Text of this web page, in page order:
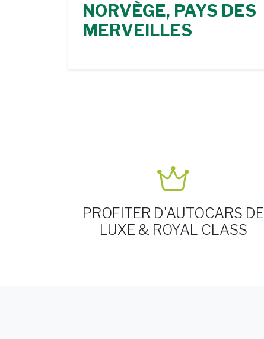
NORVÈGE, PAYS DES
MERVEILLES
PROFITER D'AUTOCARS DE
LUXE & ROYAL CLASS